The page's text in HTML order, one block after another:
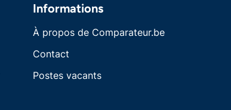
Informations
À propos de Comparateur.be
Contact
Postes vacants